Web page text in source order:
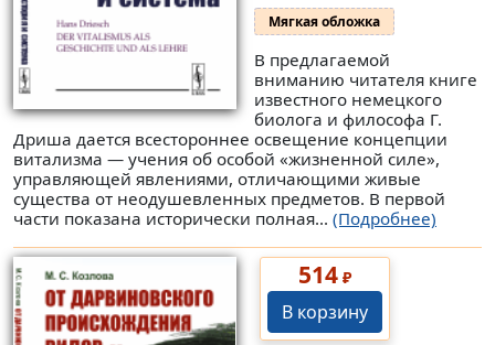
Мягкая обложка
В предлагаемой
вниманию читателя книге
известного немецкого
биолога и философа Г.
Дриша дается всестороннее освещение концепции
витализма — учения об особой «жизненной силе»,
управляющей явлениями, отличающими живые
существа от неодушевленных предметов. В первой
части показана исторически полная... (Подробнее)
514₽
В корзину